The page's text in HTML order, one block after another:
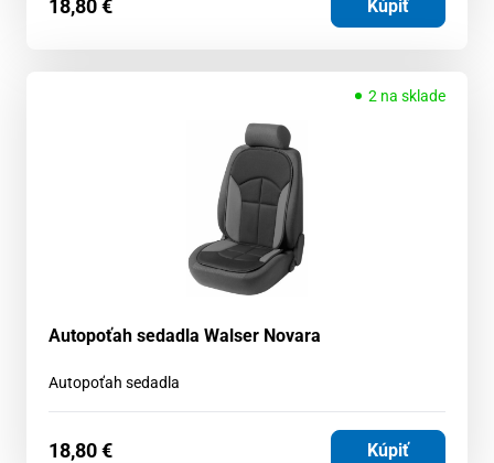
18,80€ Kúpiť
2 na sklade
Autopoťah sedadla Walser Novara
Autopoťah sedadla
18,80€ Kúpiť